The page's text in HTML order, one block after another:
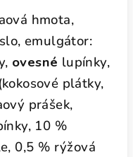
hmota,
emulgátor:
ovesné lupínky,
plátky,
prášek,
10 %
0,5 % rýžová